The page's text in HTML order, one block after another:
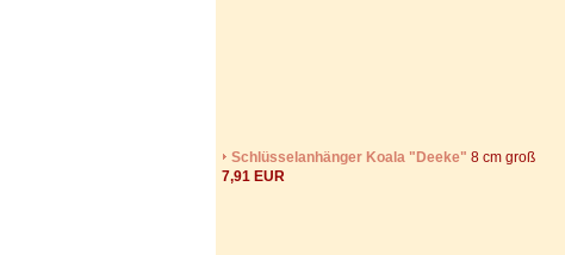
Schlüsselanhänger Koala "Deeke" 8 cm groß
7,91 EUR